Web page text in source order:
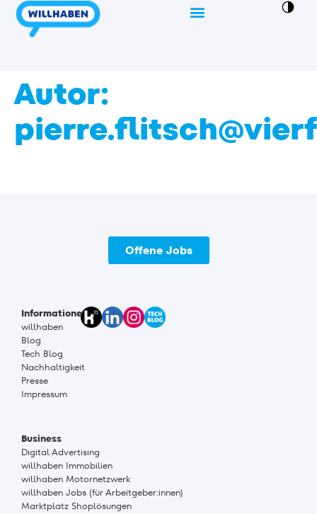
Autor:
Offene Jobs
Informationen
willhaben
Blog
Tech Blog
Nachhaltigkeit
Presse
Impressum
Business
Digital Advertising
willhaben Immobilien
willhaben Motornetzwerk
willhaben Jobs (für Arbeitgeber:innen)
Marktplatz Shoplösungen